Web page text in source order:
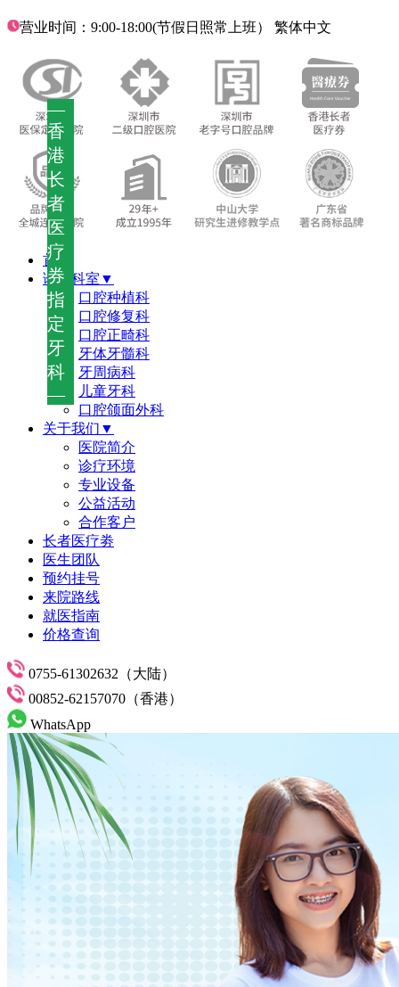
—
香
港
长
者
医
疗
券
指
定
牙
科
—
营业时间：9:00-18:00(节假日照常上班） 繁体中文
首页
诊疗科室▼
口腔种植科
口腔修复科
口腔正畸科
牙体牙髓科
牙周病科
儿童牙科
口腔颌面外科
关于我们▼
医院简介
诊疗环境
专业设备
公益活动
合作客户
长者医疗劵
医生团队
预约挂号
来院路线
就医指南
价格查询
0755-61302632（大陆）
00852-62157070（香港）
WhatsApp